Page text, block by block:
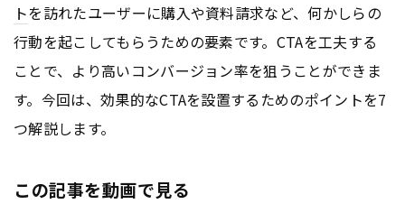
トを訪れたユーザーに購入や資料請求など、何かしらの
行動を起こしてもらうための要素です。CTAを工夫する
ことで、より高いコンバージョン率を狙うことができま
す。今回は、効果的なCTAを設置するためのポイントを7
つ解説します。
この記事を動画で見る